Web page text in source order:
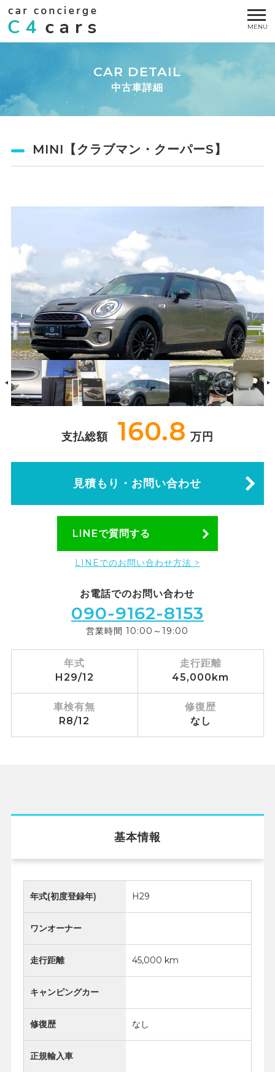
CAR DETAIL
中古車詳細
MINI【クラブマン・クーパーS】
支払総額 160.8 万円
見積もり・お問い合わせ
LINEで質問する
LINEでのお問い合わせ方法 >
お電話でのお問い合わせ
090-9162-8153
営業時間 10:00～19:00
年式
H29/12
走行距離
45,000km
車検有無
R8/12
修復歴
なし
基本情報
年式(初度登録年) H29
ワンオーナー
走行距離 45,000 km
キャンピングカー
修復歴 なし
正規輸入車